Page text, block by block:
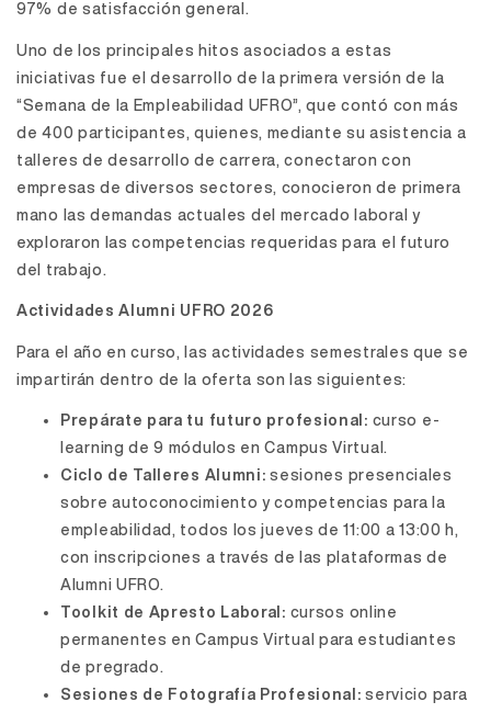
97% de satisfacción general.
Uno de los principales hitos asociados a estas
iniciativas fue el desarrollo de la primera versión de la
“Semana de la Empleabilidad UFRO”, que contó con más
de 400 participantes, quienes, mediante su asistencia a
talleres de desarrollo de carrera, conectaron con
empresas de diversos sectores, conocieron de primera
mano las demandas actuales del mercado laboral y
exploraron las competencias requeridas para el futuro
del trabajo.
Actividades Alumni UFRO 2026
Para el año en curso, las actividades semestrales que se
impartirán dentro de la oferta son las siguientes:
Prepárate para tu futuro profesional: curso e-
learning de 9 módulos en Campus Virtual.
Ciclo de Talleres Alumni: sesiones presenciales
sobre autoconocimiento y competencias para la
empleabilidad, todos los jueves de 11:00 a 13:00 h,
con inscripciones a través de las plataformas de
Alumni UFRO.
Toolkit de Apresto Laboral: cursos online
permanentes en Campus Virtual para estudiantes
de pregrado.
Sesiones de Fotografía Profesional: servicio para